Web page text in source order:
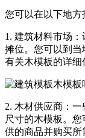
您可以在以下地方
1. 建筑材料市场
摊位。您可以到
有关木模板的详细
2. 木材供应商：
尺寸的木模板。
供的商品并购买所